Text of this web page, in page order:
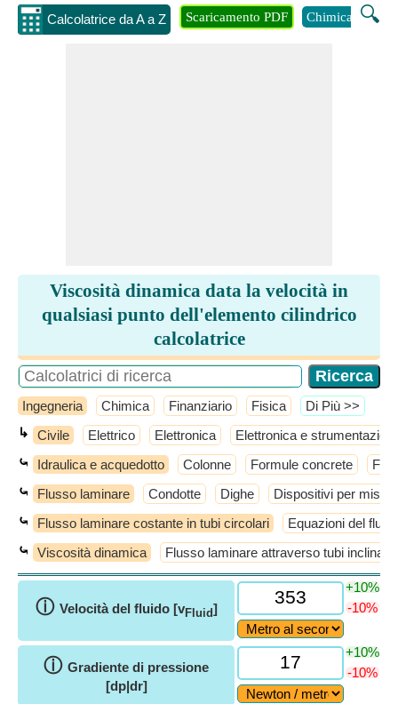
Calcolatrice da A a Z 🔍
Scaricamento PDF Chimica
Viscosità dinamica data la velocità in
qualsiasi punto dell'elemento cilindrico
calcolatrice
Ingegneria Chimica Finanziario Fisica ​Di Più >>
↳ Civile Elettrico Elettronica Elettronica e
⤿ Idraulica e acquedotto Colonne Formule concrete
⤿ Flusso laminare Condotte Dighe Dispositivi per
⤿ Flusso laminare costante in tubi circolari Equazioni del
⤿ Viscosità dinamica Flusso laminare attraverso tubi inclinati
ⓘ Velocità del fluido [vFluid]
+10%
-10%
ⓘ Gradiente di pressione
[dp|dr]
+10%
-10%